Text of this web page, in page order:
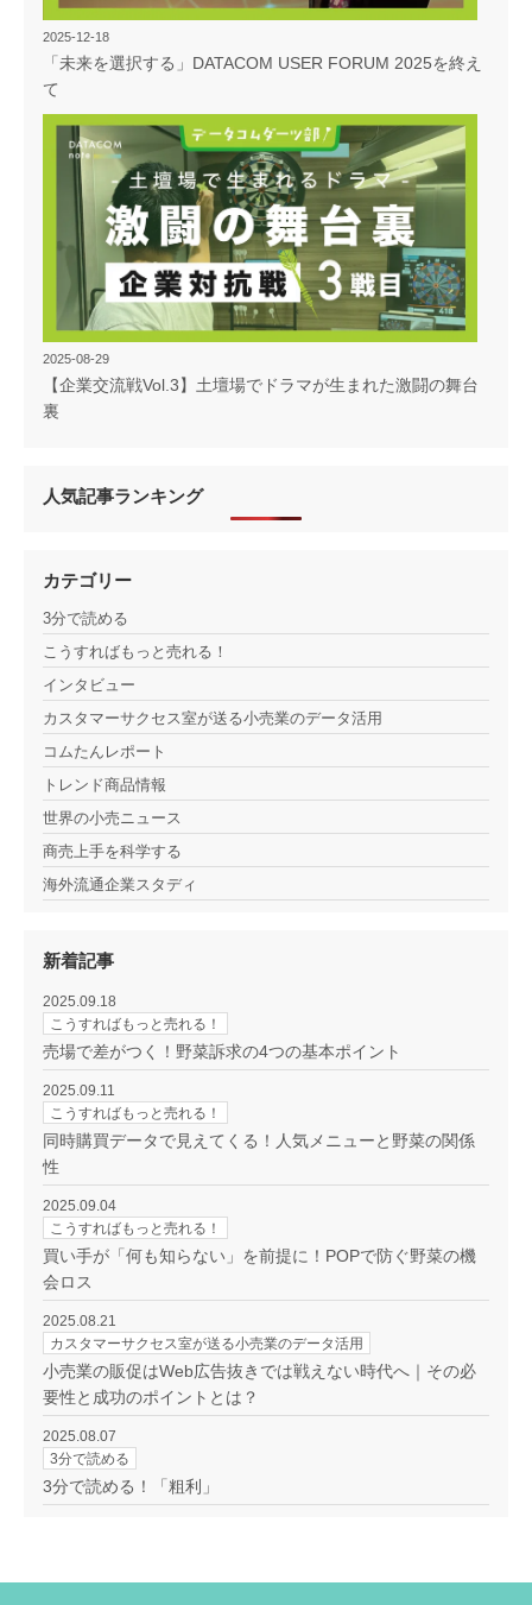
2025-12-18
「未来を選択する」DATACOM USER FORUM 2025を終え
て
2025-08-29
【企業交流戦Vol.3】土壇場でドラマが生まれた激闘の舞台
裏
人気記事ランキング
カテゴリー
3分で読める
こうすればもっと売れる！
インタビュー
カスタマーサクセス室が送る小売業のデータ活用
コムたんレポート
トレンド商品情報
世界の小売ニュース
商売上手を科学する
海外流通企業スタディ
新着記事
2025.09.18
こうすればもっと売れる！
売場で差がつく！野菜訴求の4つの基本ポイント
2025.09.11
こうすればもっと売れる！
同時購買データで見えてくる！人気メニューと野菜の関係
性
2025.09.04
こうすればもっと売れる！
買い手が「何も知らない」を前提に！POPで防ぐ野菜の機
会ロス
2025.08.21
カスタマーサクセス室が送る小売業のデータ活用
小売業の販促はWeb広告抜きでは戦えない時代へ｜その必
要性と成功のポイントとは？
2025.08.07
3分で読める
3分で読める！「粗利」